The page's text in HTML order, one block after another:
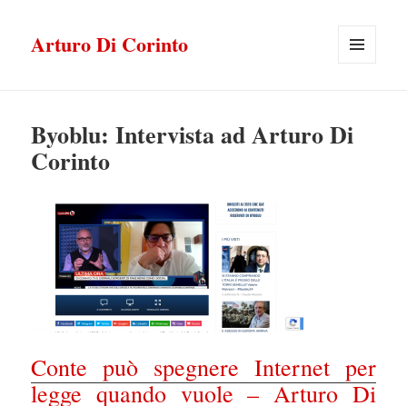
Arturo Di Corinto
Byoblu: Intervista ad Arturo Di
Corinto
Conte può spegnere Internet per
legge quando vuole – Arturo Di